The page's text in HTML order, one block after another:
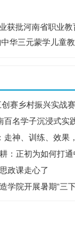
获批河南省职业
华三元蒙学儿童
村振兴实战赛全国二
式实践点亮“出彩中原”实践
训练、效果，一次说清
通中越职教合作的“最后一公
政课走心了
展暑期“三下乡”实践